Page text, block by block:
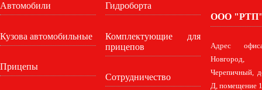
Автомобили
Кузова автомобильные
Прицепы
Гидроборта
Комплектующие для
прицепов
Сотрудничество
ООО
Адрес
Черепичный,
Д, помещение